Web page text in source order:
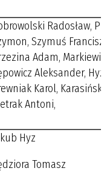
Radosław,
Szymuś
Adam,
Aleksander, Hyz
Karol,
Antoni,
Hyz
Tomasz